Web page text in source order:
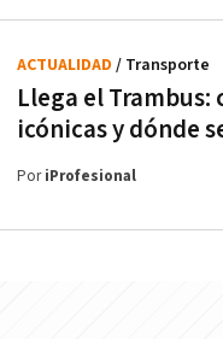
Llega el Trambus:
icónicas y dónde
ACTUALIDAD / Transporte
PoriProfesional